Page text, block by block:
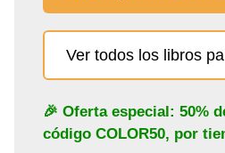
Ver todos los libros
🎉 Oferta especial: 50%
código COLOR50, por